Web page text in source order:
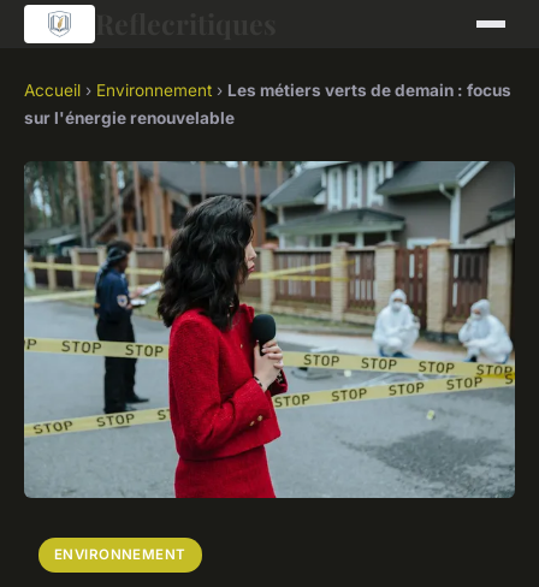
Accueil › Environnement › Les métiers verts de demain : focus
sur l'énergie renouvelable
ENVIRONNEMENT